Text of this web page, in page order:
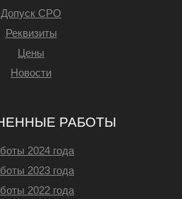
Допуск СРО
Реквизиты
Цены
Новости
РАБОТЫ
2024 года
2023 года
2022 года